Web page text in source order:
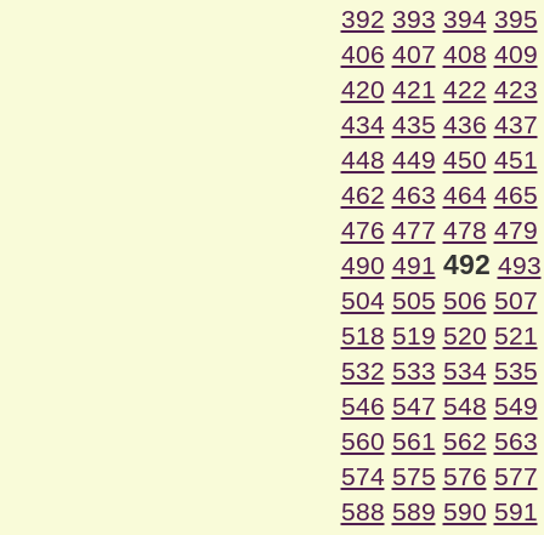
392 393 394 395
406 407 408 409
420 421 422 423
434 435 436 437
448 449 450 451
462 463 464 465
476 477 478 479
490 491 492 493
504 505 506 507
518 519 520 521
532 533 534 535
546 547 548 549
560 561 562 563
574 575 576 577
588 589 590 591